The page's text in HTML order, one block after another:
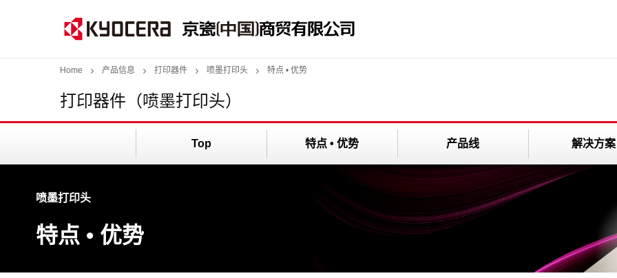
Home 产品信息 打印器件 喷墨打印头 特点 • 优势
打印器件（喷墨打印头）
Top 特点 • 优势 产品线 解决方案
喷墨打印头
特点 • 优势